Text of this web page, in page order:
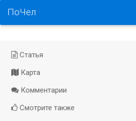
ПоЧел
Статья
Карта
Комментарии
Смотрите также